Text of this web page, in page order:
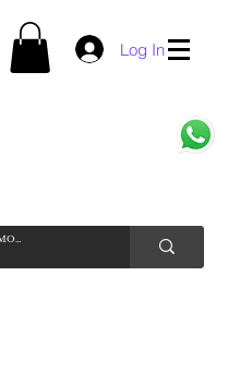
Log In